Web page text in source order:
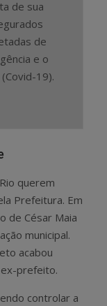
de sua
de
e o
19).
querem
Prefeitura. Em
de César Maia
municipal.
acabou
prefeito.
controlar a